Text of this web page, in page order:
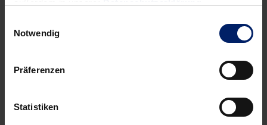
Notwendig
Präferenzen
Statistiken
WM,
Nachrücker